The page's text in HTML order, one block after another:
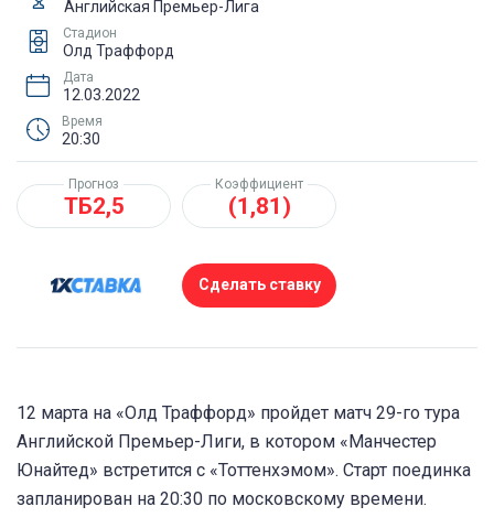
Английская Премьер-Лига
Стадион
Олд Траффорд
Дата
12.03.2022
Время
20:30
Прогноз
ТБ2,5
Коэффициент
(1,81)
Сделать ставку
12 марта на «Олд Траффорд» пройдет матч 29-го тура
Английской Премьер-Лиги, в котором «Манчестер
Юнайтед» встретится с «Тоттенхэмом». Старт поединка
запланирован на 20:30 по московскому времени.